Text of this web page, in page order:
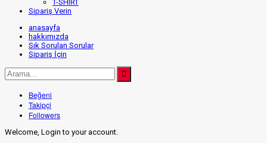
T-SHIRT
Sipariş Verin
anasayfa
hakkımızda
Sık Sorulan Sorular
Sipariş İçin
Beğeni
Takipçi
Followers
Welcome, Login to your account.